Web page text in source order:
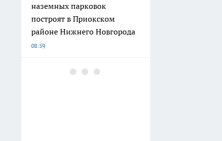
наземных парковок
построят в Приокском
районе Нижнего Новгорода
08:59
В Нижегородской области